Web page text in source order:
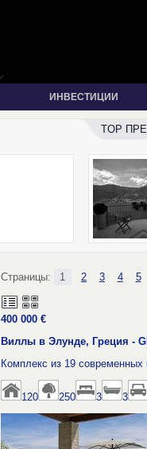
ИНВЕСТИЦИИ
TOP
Страницы: 1 2 3 4 5
400 000 €
Виллы в Элунде, Греция -
Комплекс из 19
120 250 3 3